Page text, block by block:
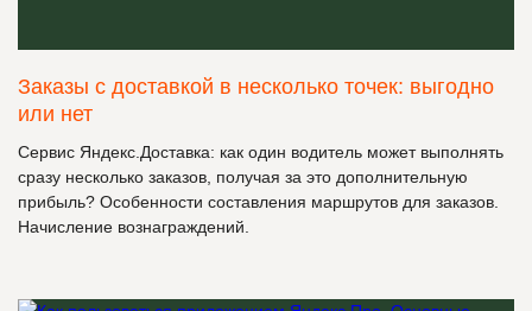
Заказы с доставкой в несколько точек: выгодно
или нет
Сервис Яндекс.Доставка: как один водитель может выполнять
сразу несколько заказов, получая за это дополнительную
прибыль? Особенности составления маршрутов для заказов.
Начисление вознаграждений.